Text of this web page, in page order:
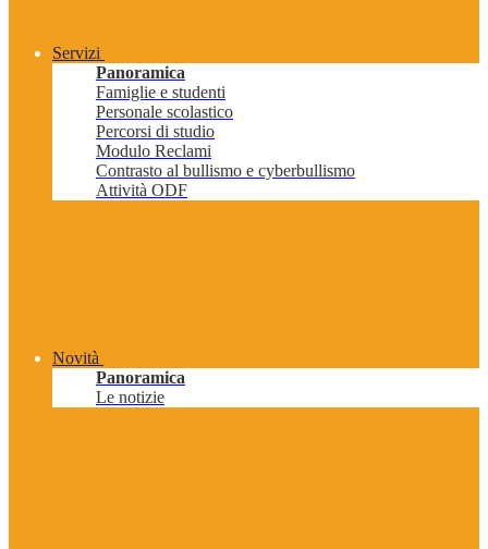
Servizi
Panoramica
Famiglie e studenti
Personale scolastico
Percorsi di studio
Modulo Reclami
Contrasto al bullismo e cyberbullismo
Attività ODF
Novità
Panoramica
Le notizie